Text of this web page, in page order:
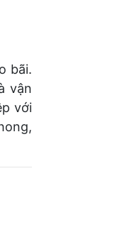
bãi.
vận
với